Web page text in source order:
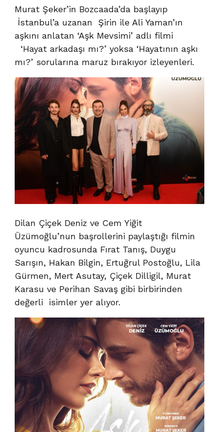
Murat Şeker’in Bozcaada’da başlayıp
İstanbul’a uzanan Şirin ile Ali Yaman’ın
aşkını anlatan ‘Aşk Mevsimi’ adlı filmi
‘Hayat arkadaşı mı?’ yoksa ‘Hayatının aşkı
mı?’ sorularına maruz bırakıyor izleyenleri.
Dilan Çiçek Deniz ve Cem Yiğit
Üzümoğlu’nun başrollerini paylaştığı filmin
oyuncu kadrosunda Fırat Tanış, Duygu
Sarışın, Hakan Bilgin, Ertuğrul Postoğlu, Lila
Gürmen, Mert Asutay, Çiçek Dilligil, Murat
Karasu ve Perihan Savaş gibi birbirinden
değerli isimler yer alıyor.